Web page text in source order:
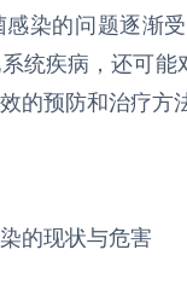
染的问题逐渐
统疾病，还可
的预防和治疗方
的现状与危害